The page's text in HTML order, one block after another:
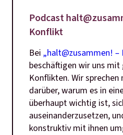
Podcast
Konflikt
Bei „halt@zusammen!
beschäftigen wir uns mit
Konflikten. Wir
darüber, warum es in
überhaupt wichtig ist,
auseinanderzusetzen,
konstruktiv mit ihnen